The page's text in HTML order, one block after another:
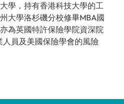
學，持有香港科技大學的工
大學洛杉磯分校修畢MBA國
為英國特許保險學院資深院
員及美國保險學會的風險